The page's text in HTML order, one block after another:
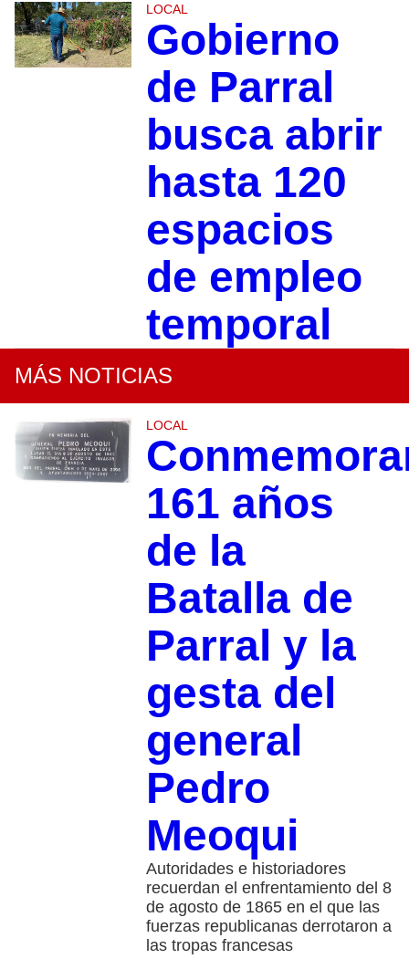
LOCAL
Gobierno
de Parral
busca abrir
hasta 120
espacios
de empleo
temporal
MÁS NOTICIAS
LOCAL
161 años
de la
Batalla de
Parral y la
gesta del
general
Pedro
Meoqui
Autoridades e historiadores
recuerdan el enfrentamiento del 8
de agosto de 1865 en el que las
fuerzas republicanas derrotaron a
las tropas francesas